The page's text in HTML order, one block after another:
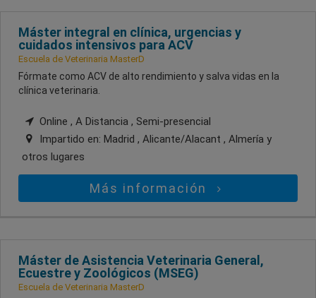
Máster integral en clínica, urgencias y
cuidados intensivos para ACV
Escuela de Veterinaria MasterD
Fórmate como ACV de alto rendimiento y salva vidas en la
clínica veterinaria.
Online , A Distancia , Semi-presencial
Impartido en: Madrid , Alicante/Alacant , Almería y
otros lugares
Más información
Máster de Asistencia Veterinaria General,
Ecuestre y Zoológicos (MSEG)
Escuela de Veterinaria MasterD